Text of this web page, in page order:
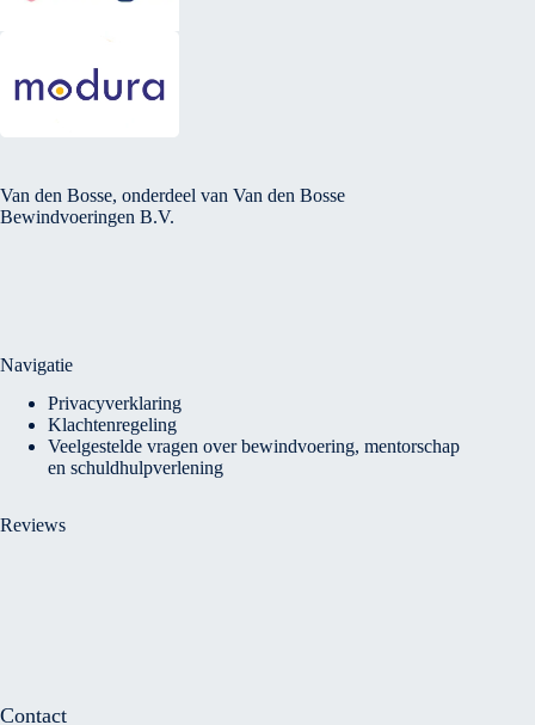
Van den Bosse, onderdeel van Van den Bosse
Bewindvoeringen B.V.
Navigatie
Privacyverklaring
Klachtenregeling
Veelgestelde vragen over bewindvoering, mentorschap
en schuldhulpverlening
Reviews
Contact